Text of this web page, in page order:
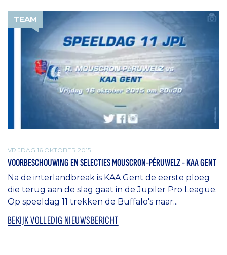
TEAM
VRIJDAG 16 OKTOBER 2015
VOORBESCHOUWING EN SELECTIES MOUSCRON-PÉRUWELZ - KAA GENT
Na de interlandbreak is KAA Gent de eerste ploeg
die terug aan de slag gaat in de Jupiler Pro League.
Op speeldag 11 trekken de Buffalo's naar...
BEKIJK VOLLEDIG NIEUWSBERICHT